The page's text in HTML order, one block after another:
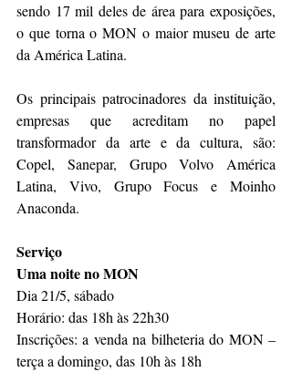
sendo 17 mil deles de área para exposições,
o que torna o MON o maior museu de arte
da América Latina.
Os principais patrocinadores da instituição,
empresas que acreditam no papel
transformador da arte e da cultura, são:
Copel, Sanepar, Grupo Volvo América
Latina, Vivo, Grupo Focus e Moinho
Anaconda.
Serviço
Uma noite no MON
Dia 21/5, sábado
Horário: das 18h às 22h30
Inscrições: a venda na bilheteria do MON –
terça a domingo, das 10h às 18h